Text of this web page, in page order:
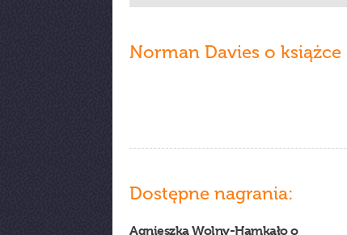
Norman Davies o książce
Dostępne nagrania:
Agnieszka Wolny-Hamkało o